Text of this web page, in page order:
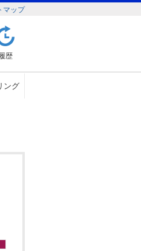
マップ
歴
ング